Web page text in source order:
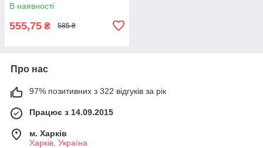
В наявності
555,75 ₴ 585 ₴
Про нас
97% позитивних з 322 відгуків за рік
Працює з 14.09.2015
м. Харків
Харків, Україна